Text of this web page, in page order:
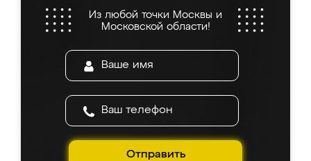
Из любой точки Москвы и
Московской области!
Отправить